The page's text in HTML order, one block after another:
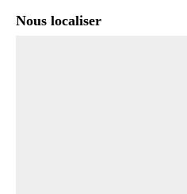
Nous localiser